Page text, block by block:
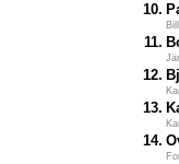
10.
11.
12.
13.
14.